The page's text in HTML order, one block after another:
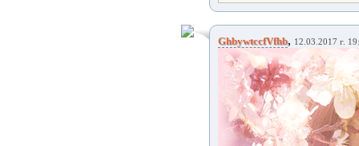
GhbywtccfVfhb, 12.03.2017 г.